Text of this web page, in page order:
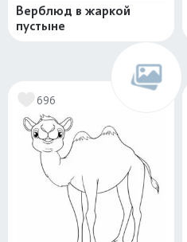
Верблюд в жаркой
пустыне
696